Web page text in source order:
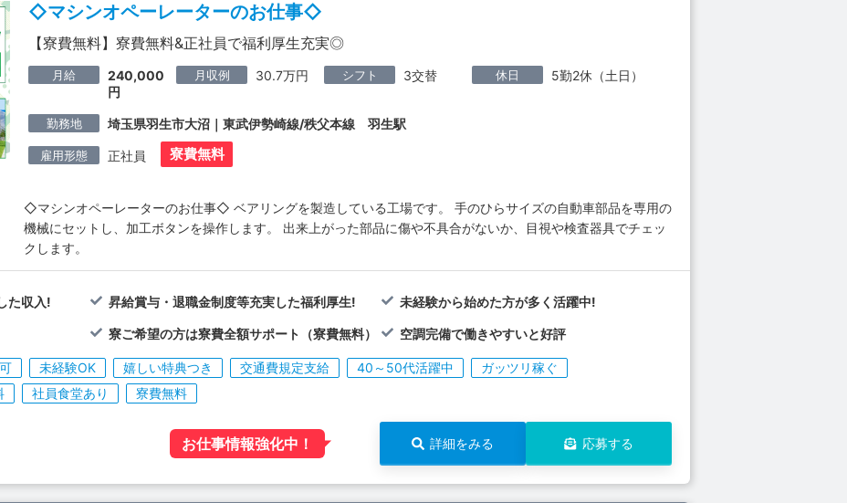
◇マシンオペーレーターのお仕事◇
【寮費無料】寮費無料&正社員で福利厚生充実◎
月給
240,000
円
月収例 30.7万円 シフト 3交替 休日 5勤2休（土日）
勤務地 埼玉県羽生市大沼｜東武伊勢崎線/秩父本線 羽生駅
雇用形態 正社員 寮費無料
◇マシンオペーレーターのお仕事◇ ベアリングを製造している工場です。 手のひらサイズの自動車部品を専用の
機械にセットし、加工ボタンを操作します。 出来上がった部品に傷や不具合がないか、目視や検査器具でチェッ
クします。
た収入! 昇給賞与・退職金制度等充実した福利厚生! 未経験から始めた方が多く活躍中!
寮ご希望の方は寮費全額サポート（寮費無料） 空調完備で働きやすいと好評
未経験OK 嬉しい特典つき 交通費規定支給 40～50代活躍中
ガッツリ稼ぐ
社員食堂あり 寮費無料
お仕事情報強化中！ 詳細をみる 応募する